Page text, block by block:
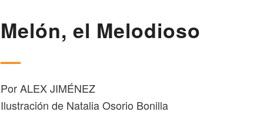
Melón, el Melodioso
—
PorALEX JIMÉNEZ
Ilustración de Natalia Osorio Bonilla